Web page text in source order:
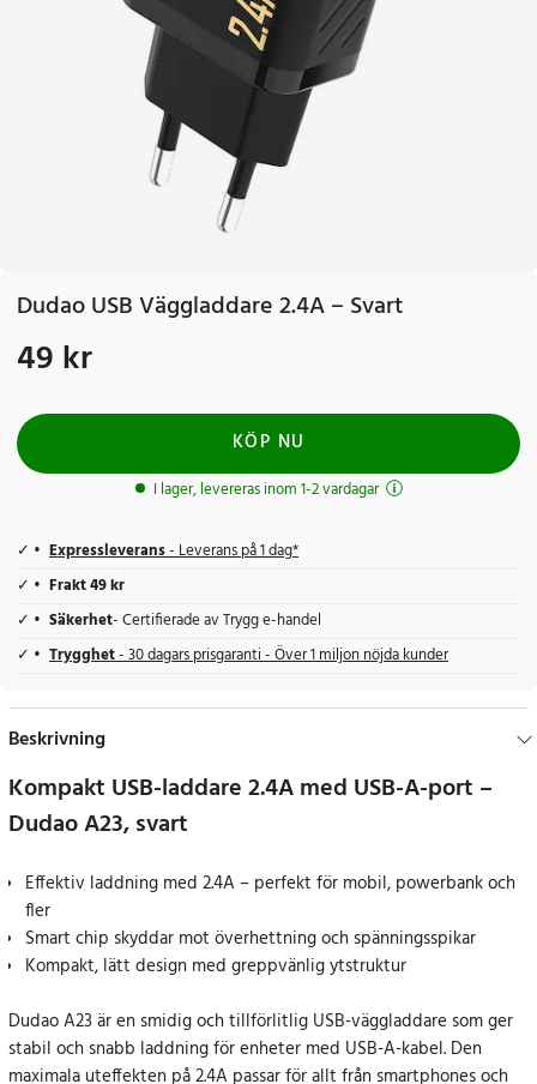
Dudao USB Väggladdare 2.4A – Svart
Pris: 49 kr
49 kr
KÖP NU
I lager, levereras inom 1-2 vardagar
Expressleverans- Leverans på 1 dag*
Frakt 49 kr
Säkerhet- Certifierade av Trygg e-handel
Trygghet- 30 dagars prisgaranti - Över 1 miljon nöjda kunder
Beskrivning
Kompakt USB-laddare 2.4A med USB-A-port –
Dudao A23, svart
Effektiv laddning med 2.4A – perfekt för mobil, powerbank och
fler
Smart chip skyddar mot överhettning och spänningsspikar
Kompakt, lätt design med greppvänlig ytstruktur
Dudao A23 är en smidig och tillförlitlig USB-väggladdare som ger
stabil och snabb laddning för enheter med USB-A-kabel. Den
maximala uteffekten på 2.4A passar för allt från smartphones och